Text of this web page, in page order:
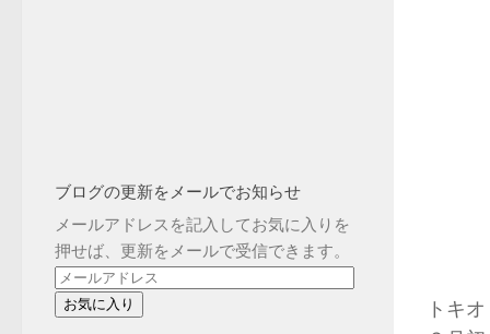
トキ
ブログの更新をメールでお知らせ
メールアドレスを記入してお気に入りを
押せば、更新をメールで受信できます。
メ
ー